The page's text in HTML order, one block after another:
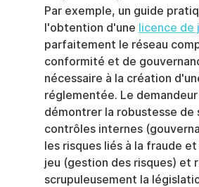
Par exemple, un guide
l'obtention d'une licence de
parfaitement le réseau
conformité et de
nécessaire à la création
réglementée. Le
démontrer la robustesse de
contrôles internes
les risques liés à la fraude
jeu (gestion des risques) et
scrupuleusement la